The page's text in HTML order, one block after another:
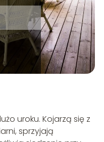
uroku. Kojarzą się z
sprzyjają